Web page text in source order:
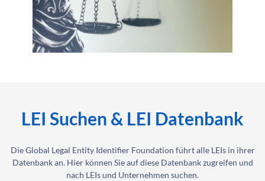
LEI Suchen & LEI Datenbank
Die Global Legal Entity Identifier Foundation führt alle LEIs in ihrer
Datenbank an. Hier können Sie auf diese Datenbank zugreifen und
nach LEIs und Unternehmen suchen.